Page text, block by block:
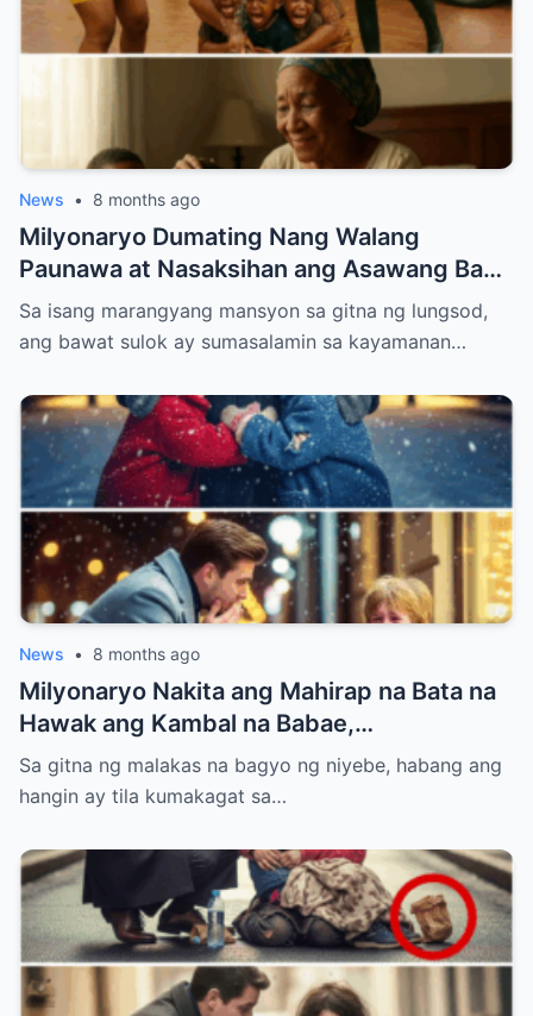
News • 8 months ago
Milyonaryo Dumating Nang Walang
Paunawa at Nasaksihan ang Asawang Bago
Niyang Buhos ng Maruming Tubig sa
Kanyang Ina at Anak — Ang Ginawa Niyang
Sa isang marangyang mansyon sa gitna ng lungsod,
ang bawat sulok ay sumasalamin sa kayamanan…
News • 8 months ago
Milyonaryo Nakita ang Mahirap na Bata na
Hawak ang Kambal na Babae,
Nangangatog sa Bagyong Niyebe — Ang
Ginawa Niyang Isa ay Lahat Nagulat
Sa gitna ng malakas na bagyo ng niyebe, habang ang
hangin ay tila kumakagat sa…